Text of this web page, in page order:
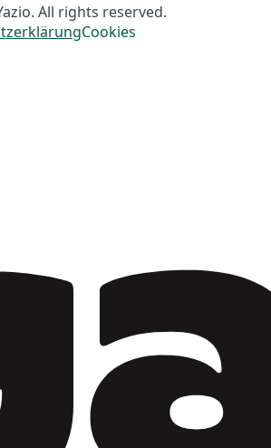
All rights reserved.
Cookies